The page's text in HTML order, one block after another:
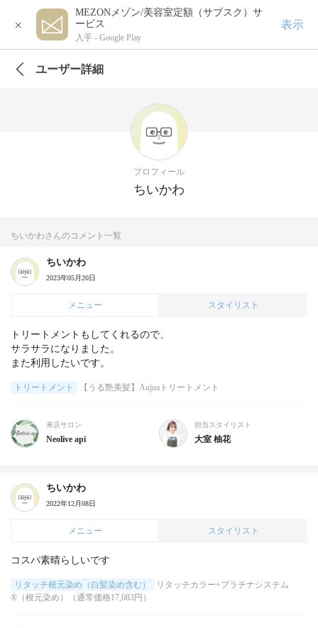
×
MEZONメゾン/美容室定額（サブスク）サ
ービス
入手 - Google Play
表示
ユーザー詳細
プロフィール
ちいかわ
ちいかわさんのコメント一覧
ちいかわ
2023年05月20日
メニュー スタイリスト
トリートメントもしてくれるので、
サラサラになりました。
また利用したいです。
トリートメント 【うる艶美髪】Aujuaトリートメント
来店サロン
Neolive api
担当スタイリスト
大室 柚花
ちいかわ
2022年12月08日
メニュー スタイリスト
コスパ素晴らしいです
リタッチ根元染め（白髪染め含む）
リタッチカラー+プラチナシステム
®（根元染め）（通常価格17,083円）